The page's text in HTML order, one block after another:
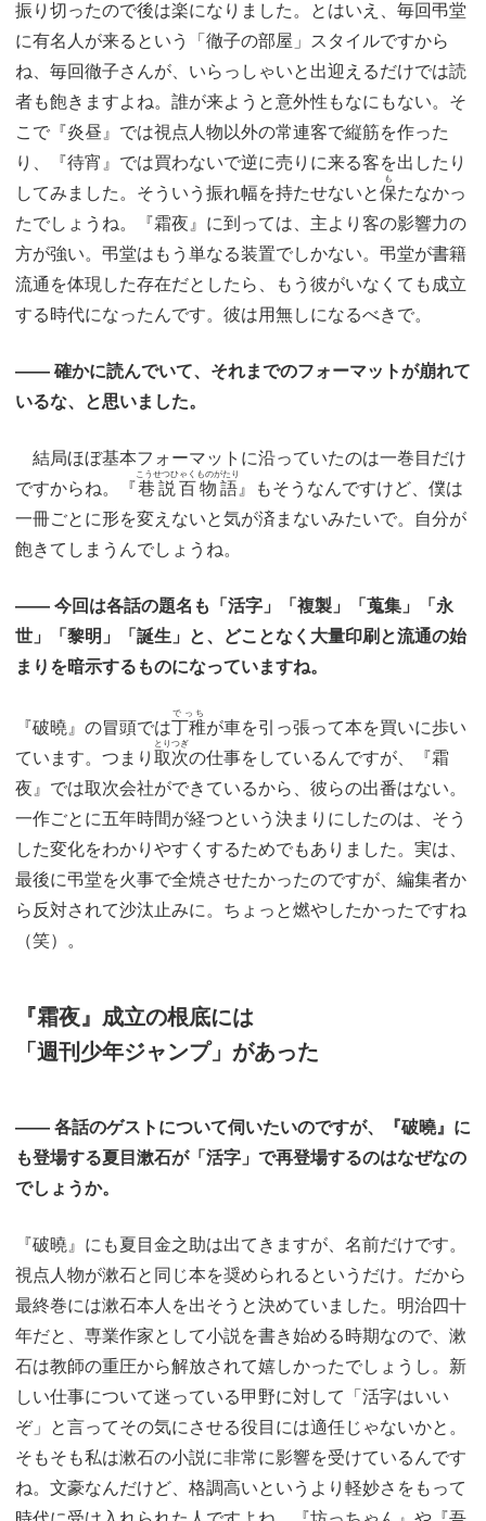
振り切ったので後は楽になりました。とはいえ、毎回弔堂
に有名人が来るという「徹子の部屋」スタイルですから
ね、毎回徹子さんが、いらっしゃいと出迎えるだけでは読
者も飽きますよね。誰が来ようと意外性もなにもない。そ
こで『炎昼』では視点人物以外の常連客で縦筋を作った
り、『待宵』では買わないで逆に売りに来る客を出したり
してみました。そういう振れ幅を持たせないと保
も
たなかっ
たでしょうね。『霜夜』に到っては、主より客の影響力の
方が強い。弔堂はもう単なる装置でしかない。弔堂が書籍
流通を体現した存在だとしたら、もう彼がいなくても成立
する時代になったんです。彼は用無しになるべきで。
―― 確かに読んでいて、それまでのフォーマットが崩れて
いるな、と思いました。
結局ほぼ基本フォーマットに沿っていたのは一巻目だけ
ですからね。『巷説百物語
こうせつひゃくものがたり
』もそうなんですけど、僕は
一冊ごとに形を変えないと気が済まないみたいで。自分が
飽きてしまうんでしょうね。
―― 今回は各話の題名も「活字」「複製」「蒐集」「永
世」「黎明」「誕生」と、どことなく大量印刷と流通の始
まりを暗示するものになっていますね。
『破曉』の冒頭では丁稚
でっち
が車を引っ張って本を買いに歩い
ています。つまり 取次
とりつぎ
の仕事をしているんですが、『霜
夜』では取次会社ができているから、彼らの出番はない。
一作ごとに五年時間が経つという決まりにしたのは、そう
した変化をわかりやすくするためでもありました。実は、
最後に弔堂を火事で全焼させたかったのですが、編集者か
ら反対されて沙汰止みに。ちょっと燃やしたかったですね
（笑）。
『霜夜』成立の根底には
「週刊少年ジャンプ」があった
―― 各話のゲストについて伺いたいのですが、『破曉』に
も登場する夏目漱石が「活字」で再登場するのはなぜなの
でしょうか。
『破曉』にも夏目金之助は出てきますが、名前だけです。
視点人物が漱石と同じ本を奨められるというだけ。だから
最終巻には漱石本人を出そうと決めていました。明治四十
年だと、専業作家として小説を書き始める時期なので、漱
石は教師の重圧から解放されて嬉しかったでしょうし。新
しい仕事について迷っている甲野に対して「活字はいい
ぞ」と言ってその気にさせる役目には適任じゃないかと。
そもそも私は漱石の小説に非常に影響を受けているんです
ね。文豪なんだけど、格調高いというより軽妙さをもって